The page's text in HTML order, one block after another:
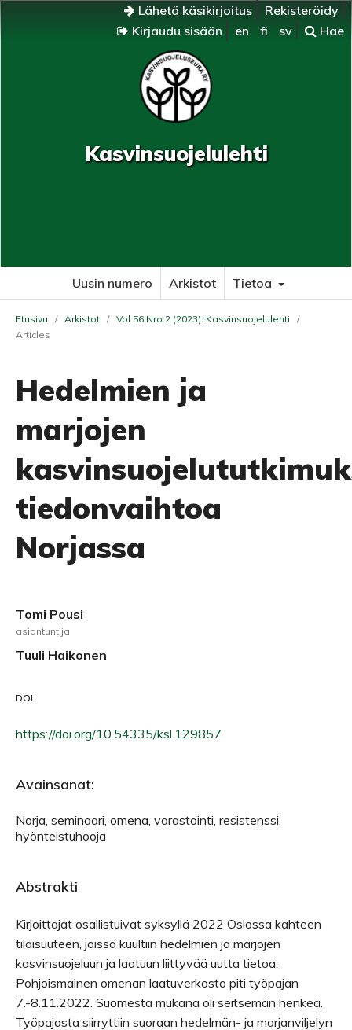
Lähetä käsikirjoitus
Rekisteröidy
Kirjaudu sisään
en fi sv Hae
Kasvinsuojelulehti
Uusin numero Arkistot Tietoa
Etusivu / Arkistot / Vol 56 Nro 2 (2023): Kasvinsuojelulehti
/
Articles
Hedelmien ja
marjojen
tiedonvaihtoa
Norjassa
Tomi Pousi
asiantuntija
Tuuli Haikonen
DOI:
https://doi.org/10.54335/ksl.129857
Avainsanat:
Norja, seminaari, omena, varastointi, resistenssi,
hyönteistuhooja
Abstrakti
Kirjoittajat osallistuivat syksyllä 2022 Oslossa kahteen
tilaisuuteen, joissa kuultiin hedelmien ja marjojen
kasvinsuojeluun ja laatuun liittyvää uutta tietoa.
Pohjoismainen omenan laatuverkosto piti työpajan
7.-8.11.2022. Suomesta mukana oli seitsemän henkeä.
Työpajasta siirryttiin suoraan hedelmän- ja marjanviljelyn